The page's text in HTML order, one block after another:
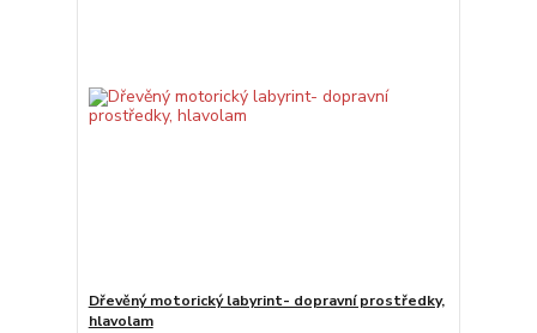
Dřevěný motorický labyrint- dopravní prostředky,
hlavolam